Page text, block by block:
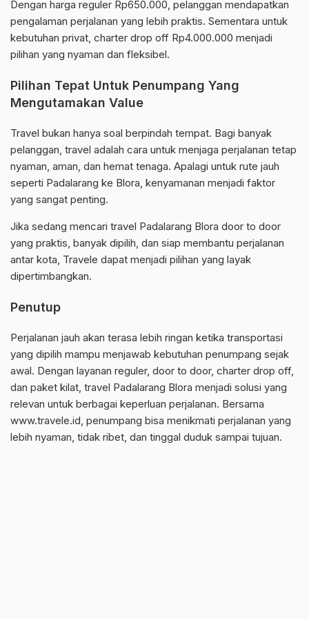
Dengan harga reguler Rp650.000, pelanggan mendapatkan
pengalaman perjalanan yang lebih praktis. Sementara untuk
kebutuhan privat, charter drop off Rp4.000.000 menjadi
pilihan yang nyaman dan fleksibel.
Pilihan Tepat Untuk Penumpang Yang
Mengutamakan Value
Travel bukan hanya soal berpindah tempat. Bagi banyak
pelanggan, travel adalah cara untuk menjaga perjalanan tetap
nyaman, aman, dan hemat tenaga. Apalagi untuk rute jauh
seperti Padalarang ke Blora, kenyamanan menjadi faktor
yang sangat penting.
Jika sedang mencari travel Padalarang Blora door to door
yang praktis, banyak dipilih, dan siap membantu perjalanan
antar kota, Travele dapat menjadi pilihan yang layak
dipertimbangkan.
Penutup
Perjalanan jauh akan terasa lebih ringan ketika transportasi
yang dipilih mampu menjawab kebutuhan penumpang sejak
awal. Dengan layanan reguler, door to door, charter drop off,
dan paket kilat, travel Padalarang Blora menjadi solusi yang
relevan untuk berbagai keperluan perjalanan. Bersama
www.travele.id, penumpang bisa menikmati perjalanan yang
lebih nyaman, tidak ribet, dan tinggal duduk sampai tujuan.